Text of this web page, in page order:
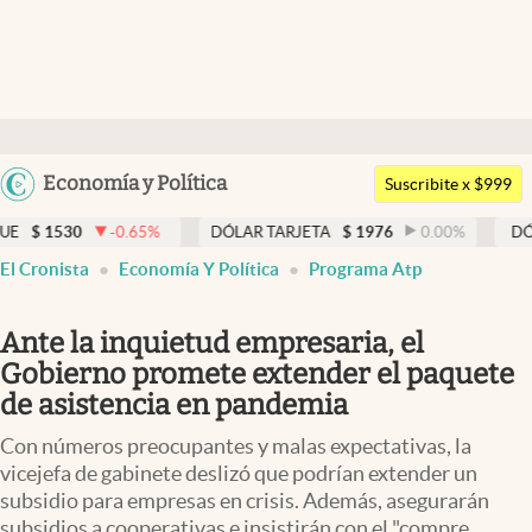
Argentina
Economía y Política
Members
Economía y Política
Finanzas y Mercados
Negocios
Columnistas
Otras secciones
Apertura
Suscribite x $999
% DÓLAR TARJETA $ 1976 0.00% DÓLAR MEP
El Cronista Economía Y Política Programa Atp
Ante la inquietud empresaria, el
Gobierno promete extender el paquete
de asistencia en pandemia
Con números preocupantes y malas expectativas, la
vicejefa de gabinete deslizó que podrían extender un
subsidio para empresas en crisis. Además, asegurarán